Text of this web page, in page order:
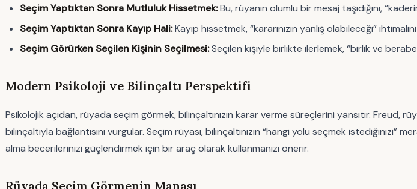
Seçim Yaptıktan Sonra Mutluluk Hissetmek:Bu, rüyanın olumlu bir mesaj taşıdığını,
Seçim Yaptıktan Sonra Kayıp Hali:Kayıp hissetmek, “kararınızın yanlış olabileceği”
Seçim Görürken Seçilen Kişinin Seçilmesi:Seçilen kişiyle birlikte ilerlemek, “birlik ve
Modern Psikoloji ve Bilinçaltı Perspektifi
Psikolojik açıdan, rüyada seçim görmek, bilinçaltınızın karar verme süreçlerini yansıtır. Freud,
bilinçaltıyla bağlantısını vurgular. Seçim rüyası, bilinçaltınızın “hangi yolu seçmek
alma becerilerinizi güçlendirmek için bir araç olarak kullanmanızı önerir.
Rüyada Seçim Görmenin Manası